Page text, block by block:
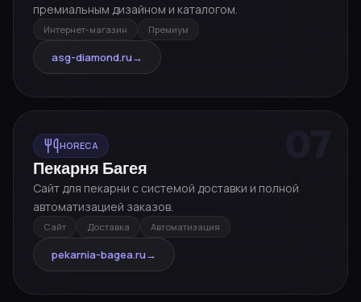
премиальным дизайном и каталогом.
Интернет-магазин Премиум
asg-diamond.ru→
HORECA
Пекарня Багея
Сайт для пекарни с системой доставки и полной
автоматизацией заказов.
Сайт Доставка Автоматизация
pekarnia-bagea.ru→